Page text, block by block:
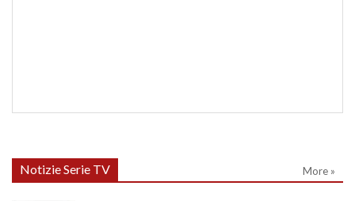
Notizie Serie TV More »